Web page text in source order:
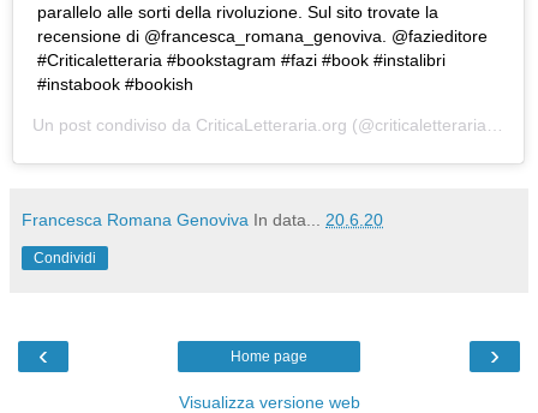
parallelo alle sorti della rivoluzione. Sul sito trovate la
recensione di @francesca_romana_genoviva. @fazieditore
#Criticaletteraria #bookstagram #fazi #book #instalibri
#instabook #bookish
Un post condiviso da CriticaLetteraria.org (@criticaletteraria) in data:
Francesca Romana Genoviva In data... 20.6.20
Condividi
‹ ›
Home page
Visualizza versione web